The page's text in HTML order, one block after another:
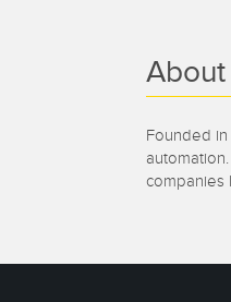
Founded
companies